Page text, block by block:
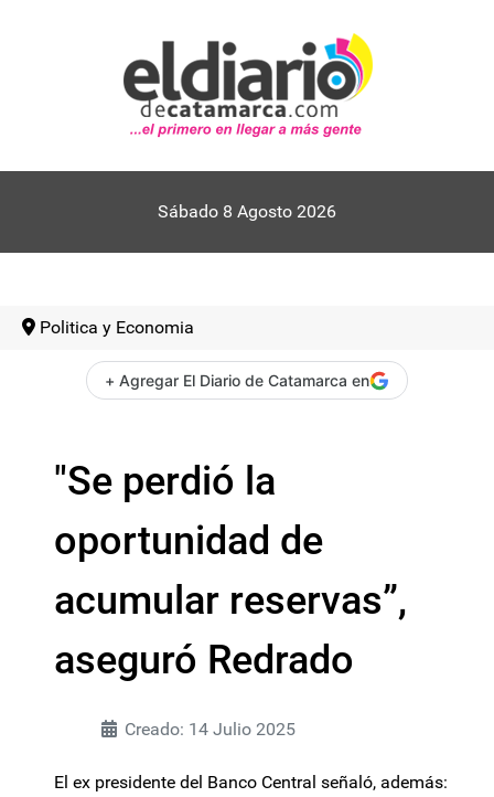
Sábado 8 Agosto 2026
Politica y Economia
+ Agregar El Diario de Catamarca en
"Se perdió la
oportunidad de
acumular reservas”,
aseguró Redrado
Creado: 14 Julio 2025
El ex presidente del Banco Central señaló, además: